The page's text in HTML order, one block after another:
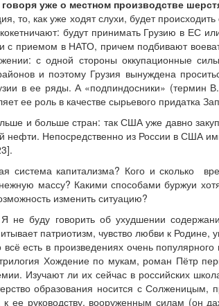
уже о местном производстве
то, как уже ходят слухи, будет
будут принимать Грузию в ЕС
с приемом в НАТО, причем подбивают
с одной стороны оккупационные
и поэтому Грузия вынуждена
в ее ряды. А «подпиндосники» (термин
ее роль в качестве сырьевого придатка
и больше стран: так США уже давно
нефти. Непосредственно из России в США
система капитализма? Кого и сколько
массу? Какими способами буржуи
изменить ситуацию?
не буду говорить об ухудшении
патриотизм, чувство любви к Родине,
есть в произведениях очень популярного
Хождение по мукам, роман Пётр
Изучают ли их сейчас в российских
образования носится с Солженицым,
к ее руководству, вооруженным силам (он